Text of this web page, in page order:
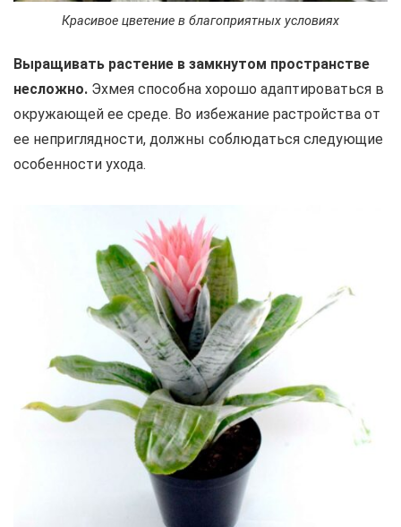
Красивое цветение в благоприятных условиях
Выращивать растение в замкнутом пространстве
несложно. Эхмея способна хорошо адаптироваться в
окружающей ее среде. Во избежание растройства от
ее неприглядности, должны соблюдаться следующие
особенности ухода.